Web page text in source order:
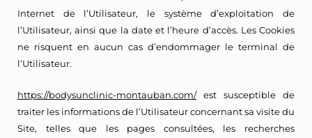
Internet de l’Utilisateur, le système d’exploitation de
l’Utilisateur, ainsi que la date et l’heure d’accès. Les Cookies
ne risquent en aucun cas d’endommager le terminal de
l’Utilisateur.
https://bodysunclinic-montauban.com/est susceptible de
traiter les informations de l’Utilisateur concernant sa visite du
Site, telles que les pages consultées, les recherches